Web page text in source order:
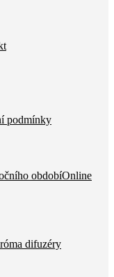
podmínky
obdobíOnline
difuzéry